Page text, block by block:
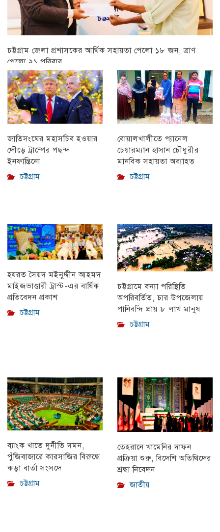
চট্টগ্রাম জেলা প্রশাসকের আর্থিক সহায়তা পেলো ১৮ জন, ত্রাণ
পেলো ২১ পরিবার
চট্টগ্রাম
জাতিসংঘের মহাসচিব হওয়ার
দৌড়ে ট্রাম্পের পছন্দ
ইনফান্তিনো
চট্টগ্রাম
বোয়ালখালীতে প্যানেল
চেয়ারম্যান হাসান চৌধুরীর
মানবিক সহায়তা অব্যাহত
চট্টগ্রাম
হযরত সৈয়দ মইনুদ্দীন আহমদ
মাইজভাণ্ডারী ট্রাস্ট-এর বার্ষিক
প্রতিবেদন প্রকাশ
চট্টগ্রাম
চট্টগ্রামে বন্যা পরিস্থিতি
অপরিবর্তিত, চার উপজেলায়
পানিবন্দি প্রায় ৮ লাখ মানুষ
চট্টগ্রাম
ব্যাংক খাতে দুর্নীতি দমন,
পুঁজিবাজারে কারসাজির বিরুদ্ধে
কড়া বার্তা সংসদে
চট্টগ্রাম
তেহরানে খামেনির দাফন
প্রক্রিয়া শুরু, বিদেশি অতিথিদের
শ্রদ্ধা নিবেদন
জাতীয়